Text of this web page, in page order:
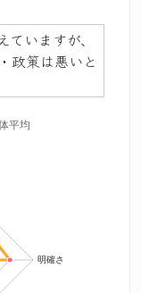
ていますが、
政策は悪いと